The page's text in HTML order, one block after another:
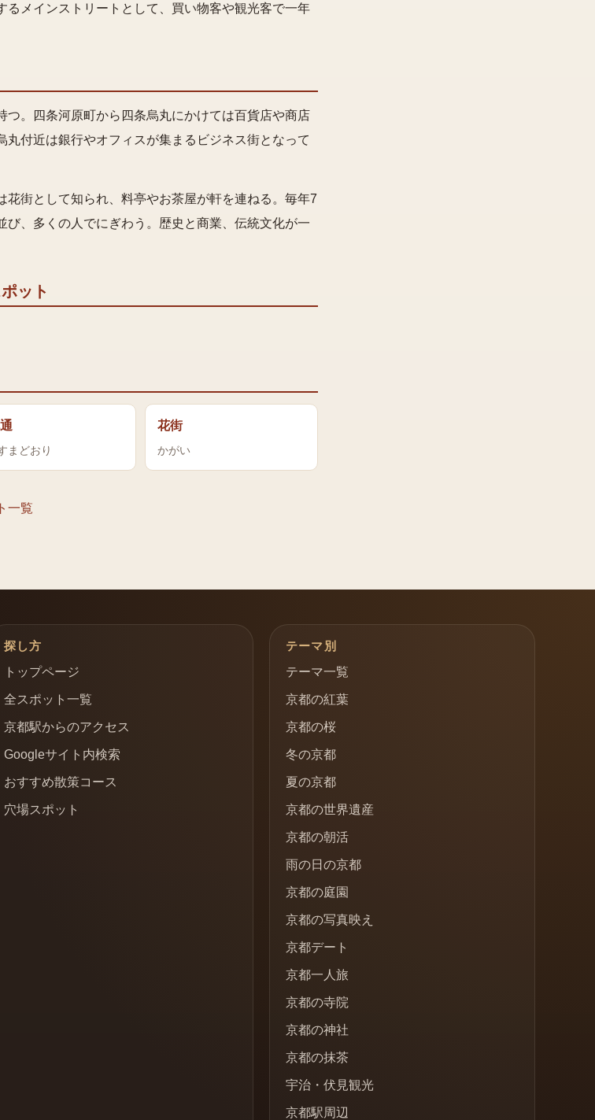
るメインストリートとして、買い物客や観光客で一年
つ。四条河原町から四条烏丸にかけては百貨店や商店
丸付近は銀行やオフィスが集まるビジネス街となって
花街として知られ、料亭やお茶屋が軒を連ねる。毎年7
び、多くの人でにぎわう。歴史と商業、伝統文化が一
ット
まどおり
花街
かがい
一覧
探し方
トップページ
全スポット一覧
京都駅からのアクセス
Googleサイト内検索
おすすめ散策コース
穴場スポット
テーマ別
テーマ一覧
京都の紅葉
京都の桜
冬の京都
夏の京都
京都の世界遺産
京都の朝活
雨の日の京都
京都の庭園
京都の写真映え
京都デート
京都一人旅
京都の寺院
京都の神社
京都の抹茶
宇治・伏見観光
京都駅周辺